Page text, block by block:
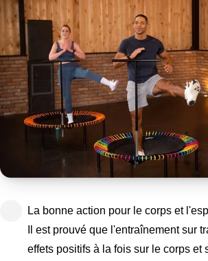
La bonne action pour le corps et
Il est prouvé que l'entraînement sur
effets positifs à la fois sur le corps et